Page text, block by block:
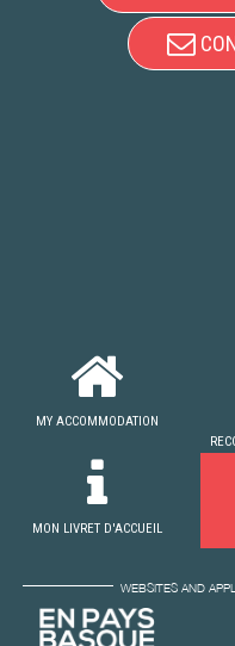
MY ACCOMMODATION
MON LIVRET D'ACCUEIL
WEBSITES AND